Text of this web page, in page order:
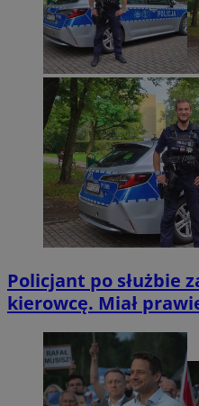
Policjant po służbie
kierowcę. Miał